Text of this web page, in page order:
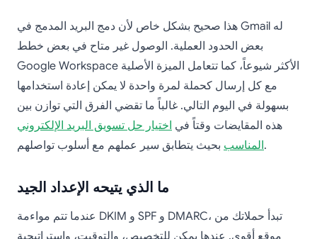
هذا صحيح بشكل خاص لأن دمج البريد المدمج في Gmail له
بعض الحدود العملية. الوصول غير متاح في بعض خطط
Google Workspace الأكثر شيوعاً، كما تتعامل الميزة الأصلية
مع كل إرسال كحملة لمرة واحدة لا يمكن إعادة استخدامها
بسهولة في اليوم التالي. غالباً ما تقضي الفرق التي توازن بين
هذه المقايضات وقتاً في اختيار حل تسويق البريد الإلكتروني
المناسببحيث يتطابق سير عملهم مع أسلوب تواصلهم.
ما الذي يتيحه الإعداد الجيد
عندما تتم مواءمة DKIM و SPF و DMARC، تبدأ حملاتك من
موقع أقوى. عندها يمكن للتخصيص، والتوقيت، واستراتيجية